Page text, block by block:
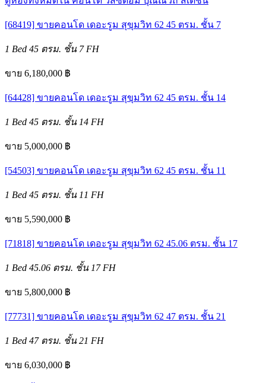
[68419] ขายคอนโด เดอะรูม สุขุมวิท 62 45 ตรม. ชั้น 7
1 Bed 45 ตรม. ชั้น 7 FH
ขาย 6,180,000 ฿
[64428] ขายคอนโด เดอะรูม สุขุมวิท 62 45 ตรม. ชั้น 14
1 Bed 45 ตรม. ชั้น 14 FH
ขาย 5,000,000 ฿
[54503] ขายคอนโด เดอะรูม สุขุมวิท 62 45 ตรม. ชั้น 11
1 Bed 45 ตรม. ชั้น 11 FH
ขาย 5,590,000 ฿
[71818] ขายคอนโด เดอะรูม สุขุมวิท 62 45.06 ตรม. ชั้น 17
1 Bed 45.06 ตรม. ชั้น 17 FH
ขาย 5,800,000 ฿
[77731] ขายคอนโด เดอะรูม สุขุมวิท 62 47 ตรม. ชั้น 21
1 Bed 47 ตรม. ชั้น 21 FH
ขาย 6,030,000 ฿